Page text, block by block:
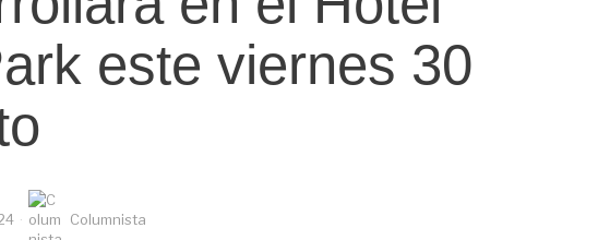
este viernes 30
Columnista